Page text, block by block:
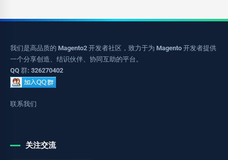
我们是高品质的 Magento2 开发者社区，致力于为 Magento 开发者提供
一个分享创造、结识伙伴、协同互助的平台。
QQ 群: 326270402
联系我们
关注交流